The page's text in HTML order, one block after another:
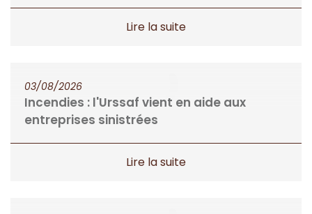
Incendies : l'Urssaf vient en aide aux
entreprises sinistrées
03/08/2026